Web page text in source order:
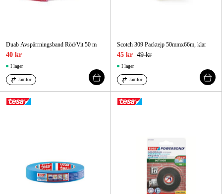
Duab Avspärrningsband Röd/Vit 50 m
40 kr
I lager
Jämför
Scotch 309 Packtejp 50mmx66m, klar
45 kr 49 kr
I lager
Jämför